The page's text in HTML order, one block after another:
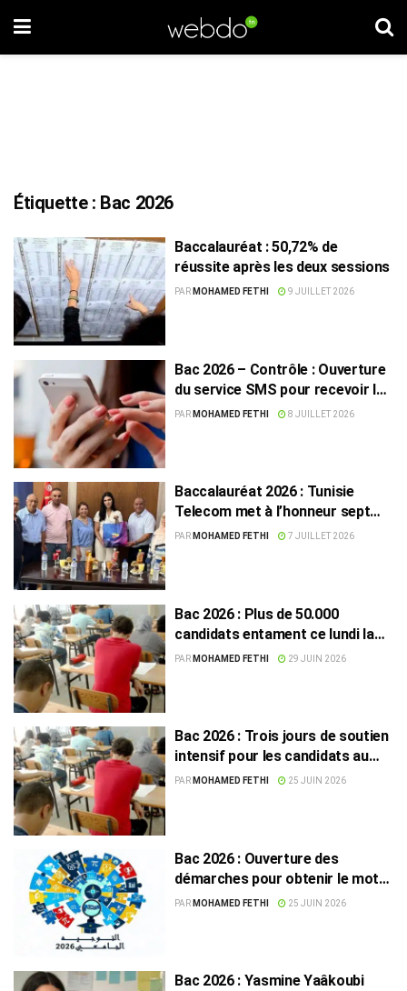
Étiquette : Bac 2026
Baccalauréat : 50,72% de
réussite après les deux sessions
PAR MOHAMED FETHI 9 JUILLET 2026
Bac 2026 – Contrôle : Ouverture
du service SMS pour recevoir les
résultats
PAR MOHAMED FETHI 8 JUILLET 2026
Baccalauréat 2026 : Tunisie
Telecom met à l’honneur sept
lauréats lors de cérémonies
PAR MOHAMED FETHI 7 JUILLET 2026
Bac 2026 : Plus de 50.000
candidats entament ce lundi la
session de contrôle
PAR MOHAMED FETHI 29 JUIN 2026
Bac 2026 : Trois jours de soutien
intensif pour les candidats au
rattrapage
PAR MOHAMED FETHI 25 JUIN 2026
Bac 2026 : Ouverture des
démarches pour obtenir le mot
de passe de l’orientation
PAR MOHAMED FETHI 25 JUIN 2026
Bac 2026 : Yasmine Yaâkoubi